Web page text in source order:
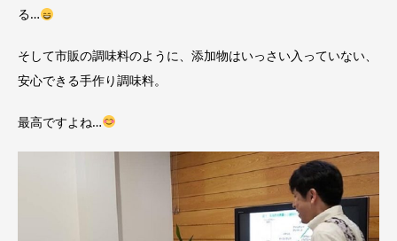
る…
そして市販の調味料のように、添加物はいっさい入っていない、
安心できる手作り調味料。
最高ですよね…